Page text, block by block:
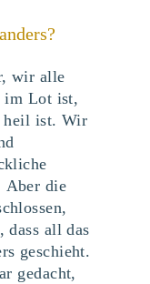
wir alle
im Lot ist,
heil ist. Wir
Aber die
dass all das
geschieht.
gedacht,